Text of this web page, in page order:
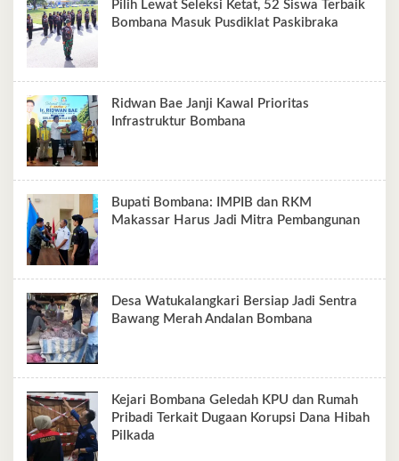
Pilih Lewat Seleksi Ketat, 52 Siswa Terbaik
Bombana Masuk Pusdiklat Paskibraka
Ridwan Bae Janji Kawal Prioritas
Infrastruktur Bombana
Bupati Bombana: IMPIB dan RKM
Makassar Harus Jadi Mitra Pembangunan
Desa Watukalangkari Bersiap Jadi Sentra
Bawang Merah Andalan Bombana
Kejari Bombana Geledah KPU dan Rumah
Pribadi Terkait Dugaan Korupsi Dana Hibah
Pilkada